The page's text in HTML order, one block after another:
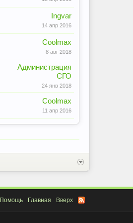
Ingvar
14 апр 2016
Coolmax
8 авг 2018
Администрация
СГО
24 янв 2018
Coolmax
11 апр 2016
Помощь Главная Вверх